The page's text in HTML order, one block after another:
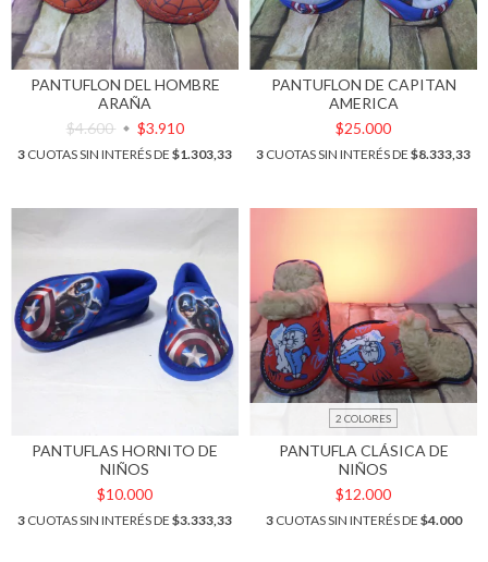
PANTUFLON DEL HOMBRE
ARAÑA
$4.600
$3.910
3 CUOTAS SIN INTERÉS DE $1.303,33
PANTUFLON DE CAPITAN
AMERICA
$25.000
3 CUOTAS SIN INTERÉS DE $8.333,33
PANTUFLAS HORNITO DE
NIÑOS
$10.000
3 CUOTAS SIN INTERÉS DE $3.333,33
2 COLORES
PANTUFLA CLÁSICA DE
NIÑOS
$12.000
3CUOTAS SIN INTERÉS DE $4.000